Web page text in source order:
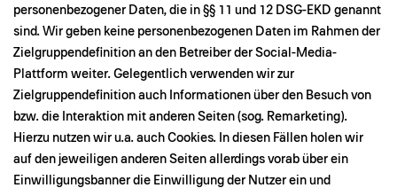
personenbezogener Daten, die in §§ 11 und 12 DSG-EKD genannt
sind. Wir geben keine personenbezogenen Daten im Rahmen der
Zielgruppendefinition an den Betreiber der Social-Media-
Plattform weiter. Gelegentlich verwenden wir zur
Zielgruppendefinition auch Informationen über den Besuch von
bzw. die Interaktion mit anderen Seiten (sog. Remarketing).
Hierzu nutzen wir u.a. auch Cookies. In diesen Fällen holen wir
auf den jeweiligen anderen Seiten allerdings vorab über ein
Einwilligungsbanner die Einwilligung der Nutzer ein und